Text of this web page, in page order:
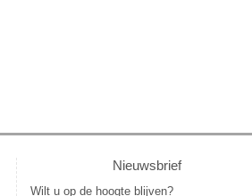
Nieuwsbrief
Wilt u op de hoogte blijven?